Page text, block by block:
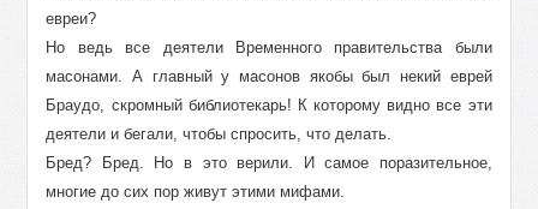
евреи?
Но ведь все деятели Временного правительства были
масонами. А главный у масонов якобы был некий еврей
Браудо, скромный библиотекарь! К которому видно все эти
деятели и бегали, чтобы спросить, что делать.
Бред? Бред. Но в это верили. И самое поразительное,
многие до сих пор живут этими мифами.